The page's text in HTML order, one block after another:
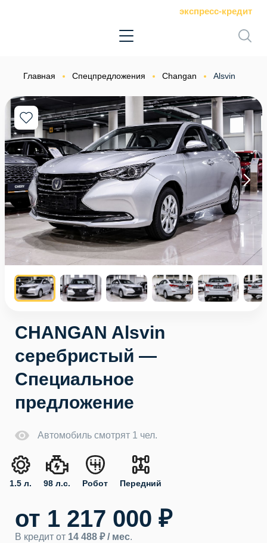
экспресс-кредит
Главная Спецпредложения Changan Alsvin
CHANGAN Alsvin
серебристый —
Специальное
предложение
Автомобиль смотрят 1 чел.
1.5 л. 98 л.с. Робот Передний
от 1 217 000 ₽
В кредит от 14 488 ₽ / мес.